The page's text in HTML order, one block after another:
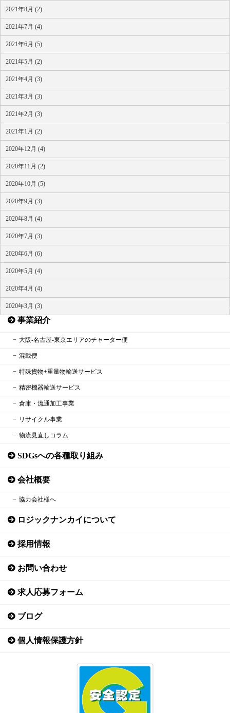
2021年8月 (2)
2021年7月 (4)
2021年6月 (5)
2021年5月 (2)
2021年4月 (3)
2021年3月 (3)
2021年2月 (3)
2021年1月 (2)
2020年12月 (4)
2020年11月 (2)
2020年10月 (5)
2020年9月 (3)
2020年8月 (4)
2020年7月 (3)
2020年6月 (6)
2020年5月 (4)
2020年4月 (4)
2020年3月 (3)
HOME
事業紹介
大阪‐名古屋‐東京エリアのチャーター便
混載便
特殊貨物+重量物輸送サービス
精密機器輸送サービス
倉庫・流通加工事業
リサイクル事業
物流見直しコラム
SDGsへの各種取り組み
会社概要
協力会社様へ
ロジックナンカイについて
採用情報
お問い合わせ
求人応募フォーム
ブログ
個人情報保護方針